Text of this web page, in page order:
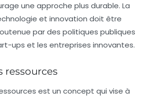
une approche plus durable. La
et innovation doit être
par des politiques publiques
ups et les entreprises innovantes.
ressources
est un concept qui vise à